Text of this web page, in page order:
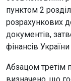
пунктом 2
розрахункових
документів,
фінансів
Абзацом третім